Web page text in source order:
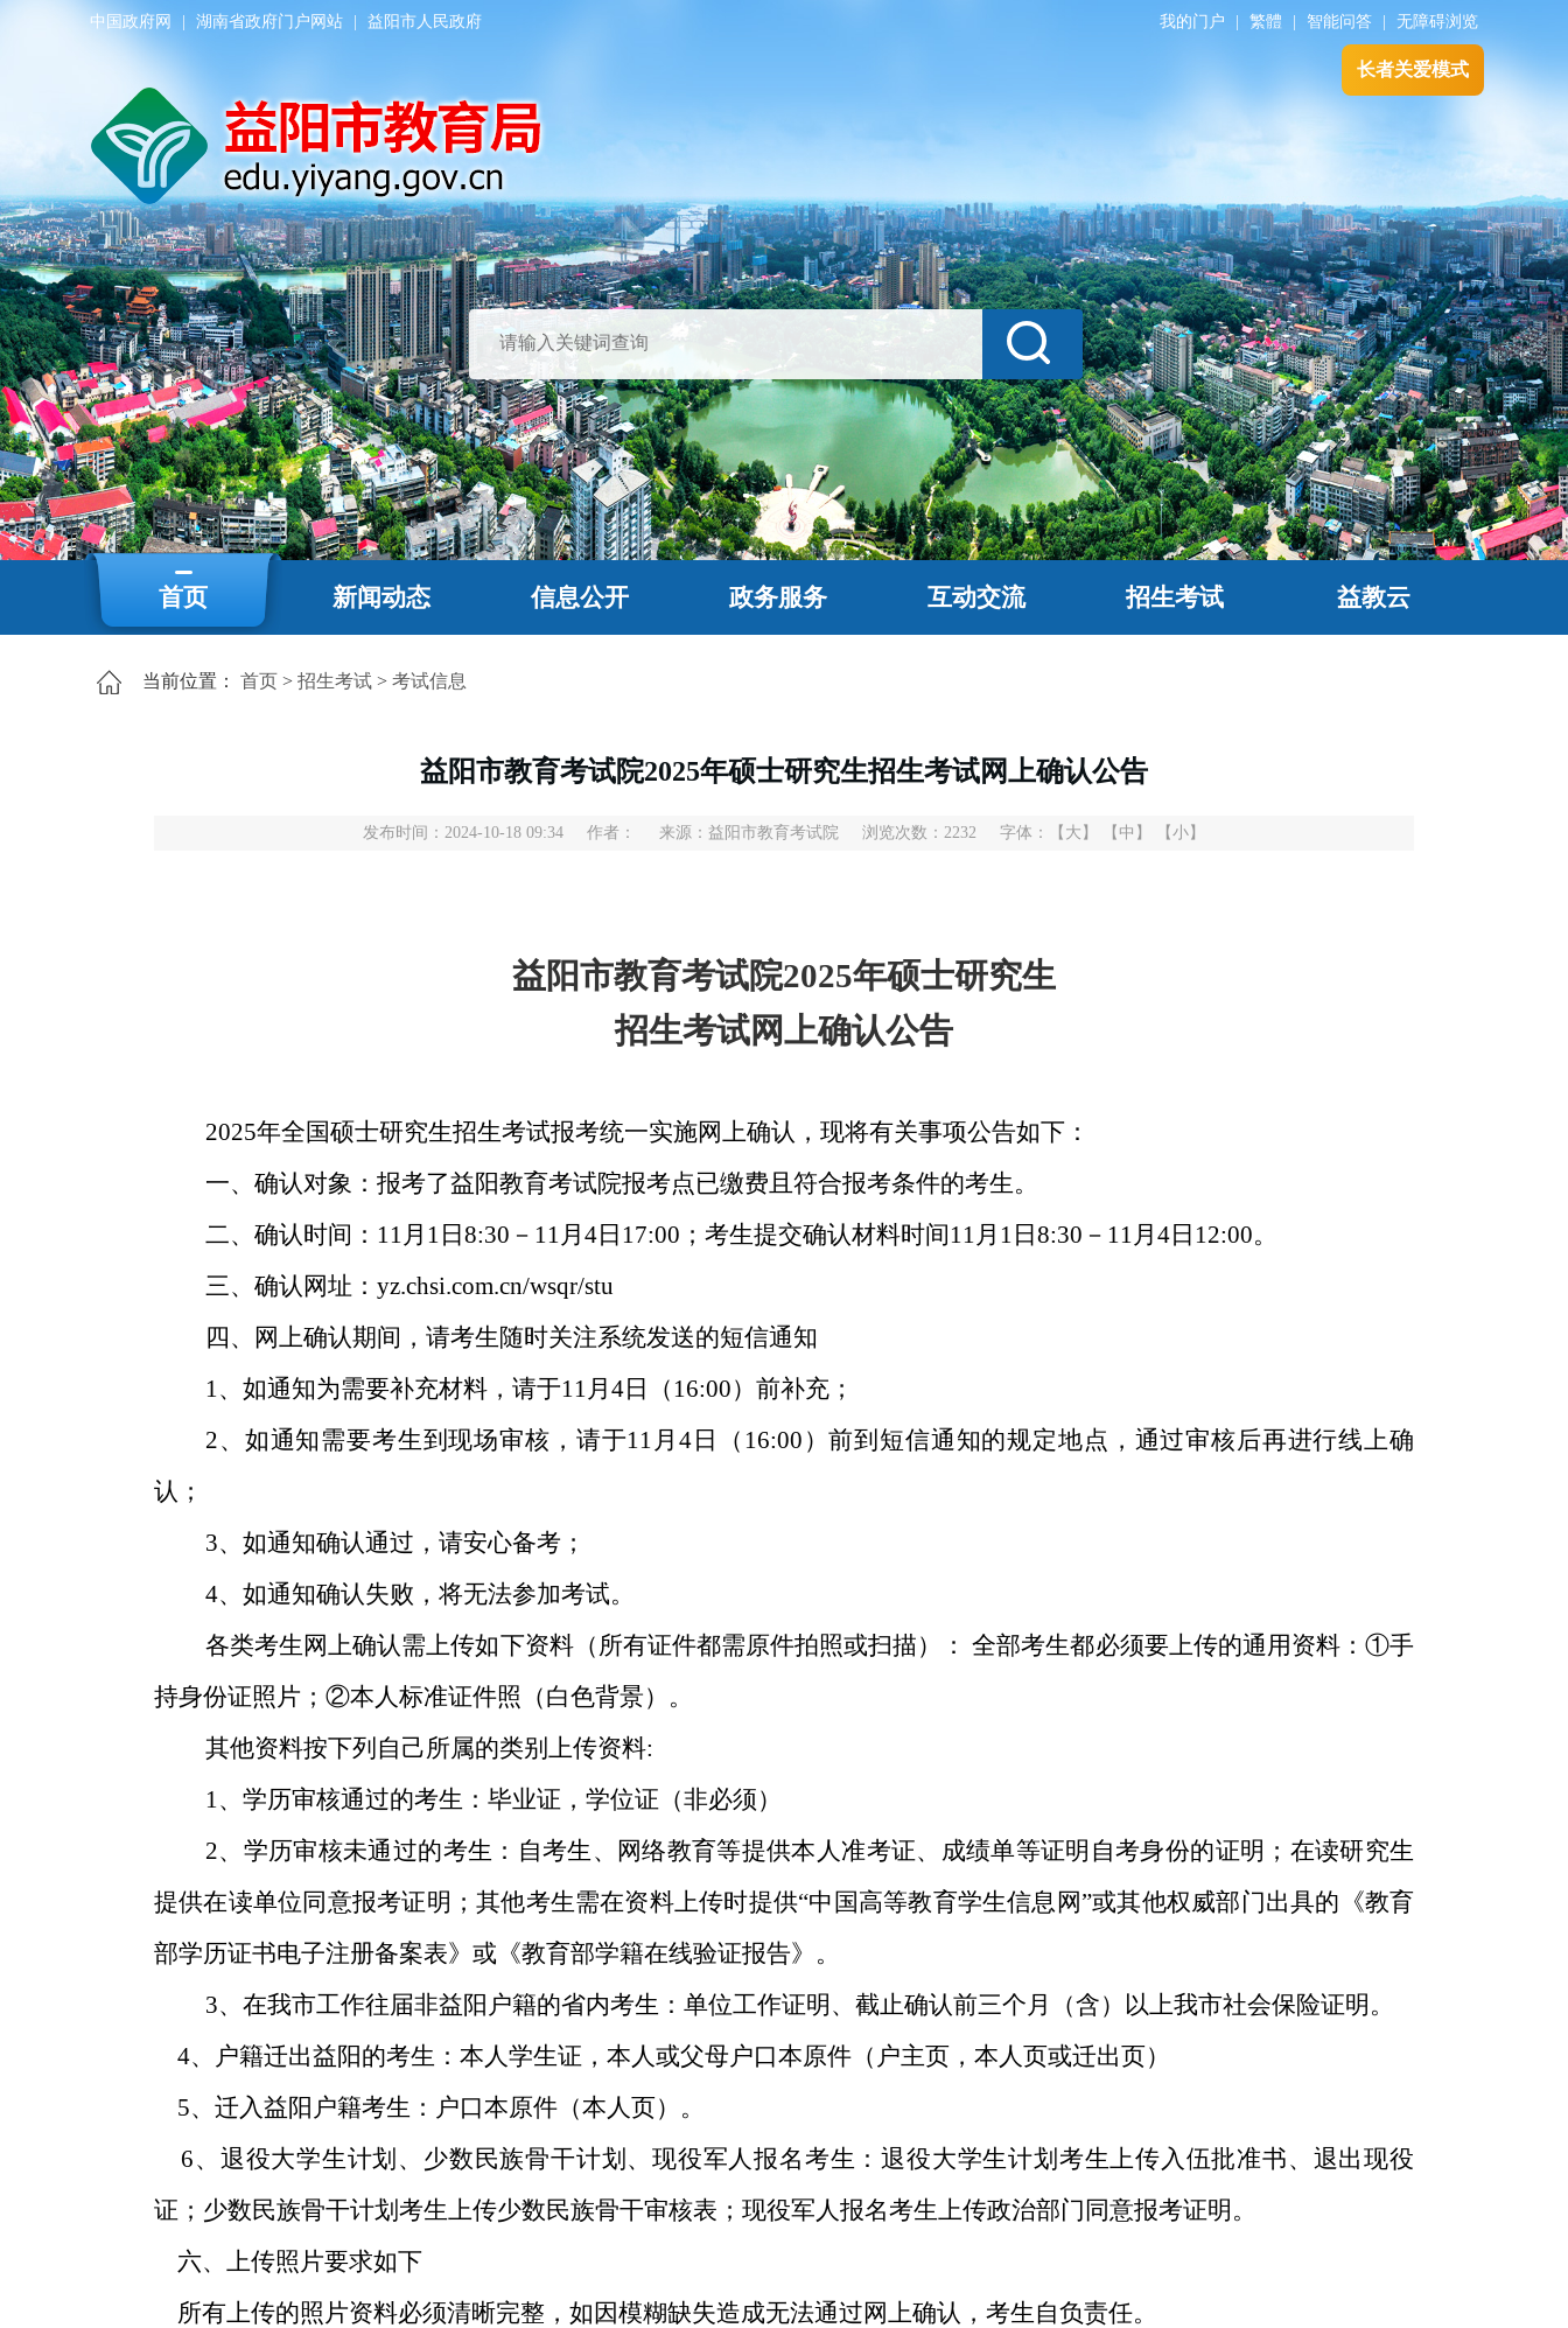
中国政府网 湖南省政府门户网站 益阳市人民政府 我的门户 繁體 智能问答 无障碍浏览
长者关爱模式
首页 新闻动态 信息公开 政务服务 互动交流 招生考试 益教云
当前位置： 首页 > 招生考试 > 考试信息
益阳市教育考试院2025年硕士研究生招生考试网上确认公告
发布时间：2024-10-18 09:34 作者： 来源：益阳市教育考试院 浏览次数： 2232 字体： 【大】 【中】 【小】
益阳市教育考试院2025年硕士研究生
招生考试网上确认公告
2025年全国硕士研究生招生考试报考统一实施网上确认，现将有关事项公告如下：
一、确认对象：报考了益阳教育考试院报考点已缴费且符合报考条件的考生。
二、确认时间： 11月1日8:30－11月4日17:00；考生提交确认材料时间11月1日 8:30－11月4日12:00。
三、确认网址： yz.chsi.com.cn/wsqr/stu
四、网上确认期间，请考生随时关注系统发送的短信通知
1、 如通知为需要补充材料，请于11月4日（16:00）前补充；
2、 如通知需要考生到现场审核，请于11月4日（16:00）前到短信通知的规定地点，通过审核后再进行线上确
认；
3、 如通知确认通过，请安心备考；
4、 如通知确认失败，将无法参加考试。
各类考生网上确认需上传如下资料（所有证件都需原件拍照或扫描）： 全部考生都必须要上传的通用资料：①手
持身份证照片；②本人标准证件照（白色背景） 。
其他资料按下列自己所属的类别上传资料:
1、学历审核通过的考生：毕业证，学位证（非必须）
2、学历审核未通过的考生：自考生、网络教育等提供本人准考证、成绩单等证明自考身份的证明；在读研究生
提供在读单位同意报考证明；其他考生需在资料上传时提供“中国高等教育学生信息网”或其他权威部门出具的《教育
部学历证书电子注册备案表》或《教育部学籍在线验证报告》。
3、 在我市工作往届非益阳户籍的省内考生：单位工作证明、截止确认前三个月（含）以上我市社会保险证明。
4、户籍迁出益阳的考生：本人学生证，本人或父母户口本原件（户主页，本人页或迁出页）
5、迁入益阳户籍考生：户口本原件（本人页）。
6、退役大学生计划、少数民族骨干计划、现役军人报名考生：退役大学生计划考生上传入伍批准书、退出现役
证；少数民族骨干计划考生上传少数民族骨干审核表；现役军人报名考生上传政治部门同意报考证明。
六、上传照片要求如下
所有上传的照片资料必须清晰完整，如因模糊缺失造成无法通过网上确认，考生自负责任。